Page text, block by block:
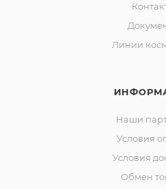
Линии
Наши
Условия
Условия
Обмен